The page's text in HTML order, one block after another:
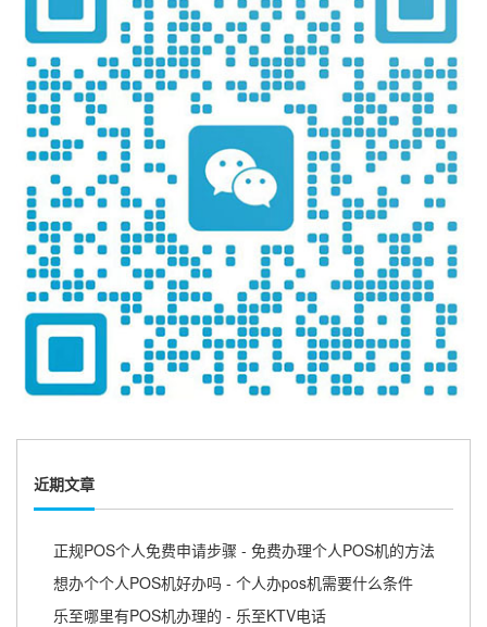
近期文章
正规POS个人免费申请步骤 - 免费办理个人POS机的方法
想办个个人POS机好办吗 - 个人办pos机需要什么条件
乐至哪里有POS机办理的 - 乐至KTV电话